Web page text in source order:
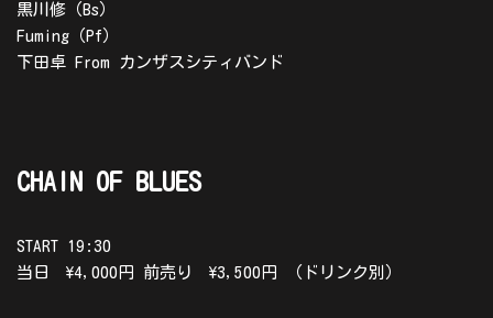
黒川修（Bs）
Fuming（Pf）
下田卓 From カンザスシティバンド
CHAIN OF BLUES
START 19:30
当日 \4,000円 前売り \3,500円 （ドリンク別）